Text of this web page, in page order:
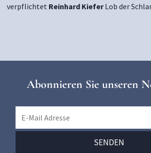
verpflichtet Reinhard KieferLob der
Abonnieren Sie unseren